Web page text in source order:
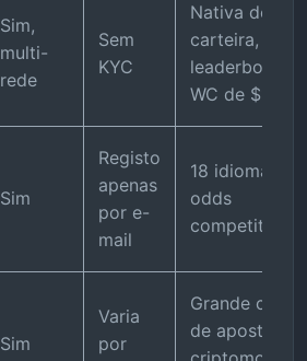
Sim,
multi-
rede
Sem
KYC
Nativa de
carteira,
leaderboard
WC de $100K
Sim
Registo
apenas
por e-
mail
18 idiomas,
odds
competitivas
Sim
Varia
por
Grande casa
de apostas de